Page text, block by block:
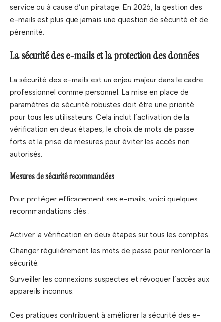
service ou à cause d’un piratage. En 2026, la gestion des
e-mails est plus que jamais une question de sécurité et de
pérennité.
La sécurité des e-mails et la protection des données
La sécurité des e-mails est un enjeu majeur dans le cadre
professionnel comme personnel. La mise en place de
paramètres de sécurité robustes doit être une priorité
pour tous les utilisateurs. Cela inclut l’activation de la
vérification en deux étapes, le choix de mots de passe
forts et la prise de mesures pour éviter les accès non
autorisés.
Mesures de sécurité recommandées
Pour protéger efficacement ses e-mails, voici quelques
recommandations clés :
Activer la vérification en deux étapes sur tous les comptes.
Changer régulièrement les mots de passe pour renforcer la
sécurité.
Surveiller les connexions suspectes et révoquer l’accès aux
appareils inconnus.
Ces pratiques contribuent à améliorer la sécurité des e-